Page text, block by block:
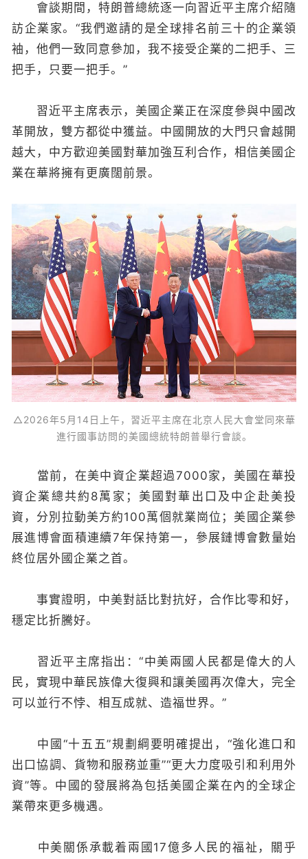
會談期間，特朗普總統逐一向習近平主席介紹隨
訪企業家。“我們邀請的是全球排名前三十的企業領
袖，他們一致同意參加，我不接受企業的二把手、三
把手，只要一把手。”
習近平主席表示，美國企業正在深度參與中國改
革開放，雙方都從中獲益。中國開放的大門只會越開
越大，中方歡迎美國對華加強互利合作，相信美國企
業在華將擁有更廣闊前景。
△2026年5月14日上午，習近平主席在北京人民大會堂同來華
進行國事訪問的美國總統特朗普舉行會談。
當前，在美中資企業超過7000家，美國在華投
資企業總共約8萬家；美國對華出口及中企赴美投
資，分別拉動美方約100萬個就業崗位；美國企業參
展進博會面積連續7年保持第一，參展鏈博會數量始
終位居外國企業之首。
事實證明，中美對話比對抗好，合作比零和好，
穩定比折騰好。
習近平主席指出：“中美兩國人民都是偉大的人
民，實現中華民族偉大復興和讓美國再次偉大，完全
可以並行不悖、相互成就、造福世界。”
中國“十五五”規劃綱要明確提出，“強化進口和
出口協調、貨物和服務並重”“更大力度吸引和利用外
資”等。中國的發展將為包括美國企業在內的全球企
業帶來更多機遇。
中美關係承載着兩國17億多人民的福祉，關乎